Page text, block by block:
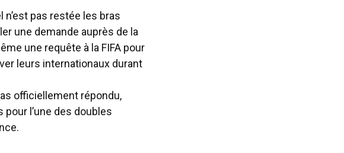
pas restée les bras
une demande auprès de la
une requête à la FIFA pour
leurs internationaux durant
officiellement répondu,
l’une des doubles